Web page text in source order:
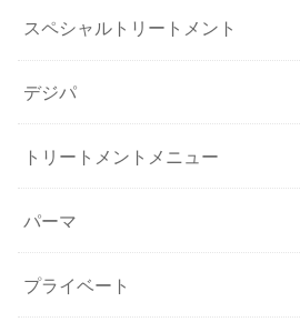
スペシャルトリートメント
デジパ
トリートメントメニュー
パーマ
プライベート